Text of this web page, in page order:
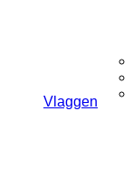
Vlaggen